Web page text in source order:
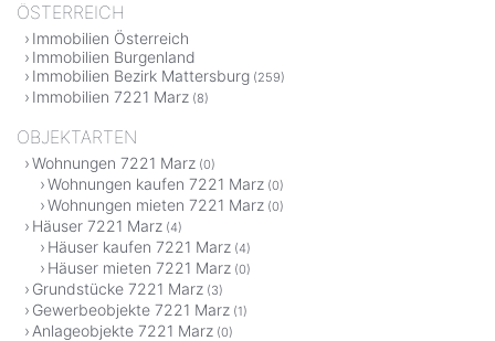
ÖSTERREICH
Immobilien Österreich
Immobilien Burgenland
Immobilien Bezirk Mattersburg (259)
Immobilien 7221 Marz (8)
OBJEKTARTEN
Wohnungen 7221 Marz (0)
Wohnungen kaufen 7221 Marz (0)
Wohnungen mieten 7221 Marz (0)
Häuser 7221 Marz (4)
Häuser kaufen 7221 Marz (4)
Häuser mieten 7221 Marz (0)
Grundstücke 7221 Marz (3)
Gewerbeobjekte 7221 Marz (1)
Anlageobjekte 7221 Marz (0)